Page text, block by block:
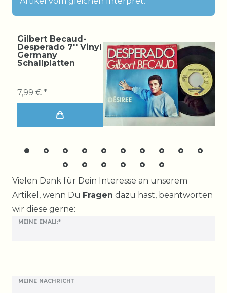
Gilbert Becaud-
Desperado 7'' Vinyl
Germany
Schallplatten
7,99 € *
Vielen Dank für Dein Interesse an unserem
Artikel, wenn Du Fragen dazu hast, beantworten
wir diese gerne:
MEINE EMALI:*
MEINE NACHRICHT
Ceres::Template.mailFormHoneypotLabel